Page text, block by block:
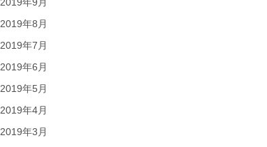
2019年8月
2019年7月
2019年6月
2019年5月
2019年4月
2019年3月